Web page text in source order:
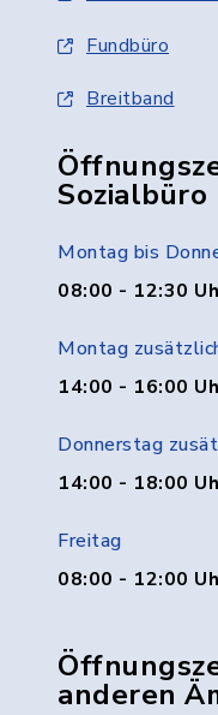
Fundbüro
Breitband
Sozialbüro
Montag bis
08:00 - 12:30
Montag
14:00 - 16:00
Donnerstag
14:00 - 18:00
Freitag
08:00 - 12:00
anderen